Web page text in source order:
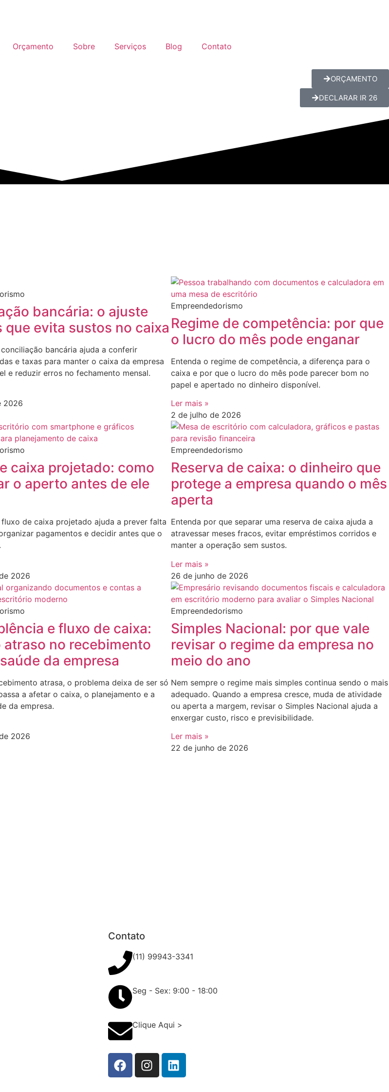
Orçamento Sobre Serviços Blog Contato
ORÇAMENTO
DECLARAR IR 26
bancária: o ajuste
que evita sustos no caixa
bancária ajuda a conferir
e taxas para manter o caixa da empresa
e reduzir erros no fechamento mensal.
2026
Empreendedorismo
Regime de competência: por que
o lucro do mês pode enganar
Entenda o regime de competência, a diferença para o
caixa e por que o lucro do mês pode parecer bom no
papel e apertado no dinheiro disponível.
Ler mais »
2 de julho de 2026
caixa projetado: como
o aperto antes de ele
de caixa projetado ajuda a prever falta
pagamentos e decidir antes que o
2026
Empreendedorismo
Reserva de caixa: o dinheiro que
protege a empresa quando o mês
aperta
Entenda por que separar uma reserva de caixa ajuda a
atravessar meses fracos, evitar empréstimos corridos e
manter a operação sem sustos.
Ler mais »
26 de junho de 2026
e fluxo de caixa:
atraso no recebimento
da empresa
atrasa, o problema deixa de ser só
a afetar o caixa, o planejamento e a
da empresa.
2026
Empreendedorismo
Simples Nacional: por que vale
revisar o regime da empresa no
meio do ano
Nem sempre o regime mais simples continua sendo o mais
adequado. Quando a empresa cresce, muda de atividade
ou aperta a margem, revisar o Simples Nacional ajuda a
enxergar custo, risco e previsibilidade.
Ler mais »
22 de junho de 2026
Contato
(11) 99943-3341
Seg - Sex: 9:00 - 18:00
Clique Aqui >